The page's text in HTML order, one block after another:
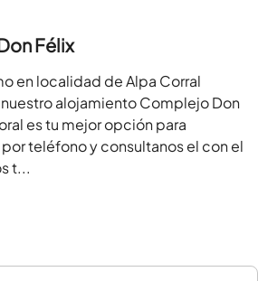
Félix
en localidad de Alpa Corral
alojamiento Complejo Don
es tu mejor opción para
teléfono y consultanos el con el
t...